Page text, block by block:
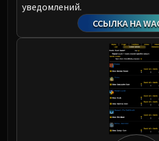
уведомлений.
ССЫЛКА НА